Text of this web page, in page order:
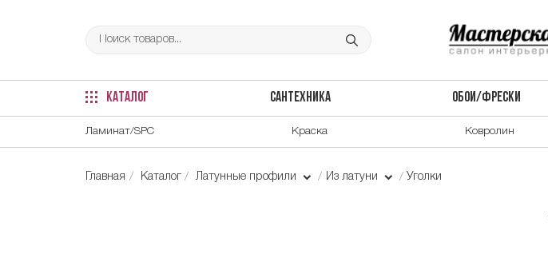
КАТАЛОГ САНТЕХНИКА ОБОИ/ФРЕСКИ
Ламинат/SPC Краска Ковролин
Главная Каталог Латунные профили Из латуни Уголки